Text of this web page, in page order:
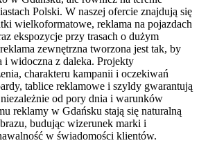
Polski. W naszej ofercie znajdują się
wielkoformatowe, reklama na pojazdach
ekspozycje przy trasach o dużym
zewnętrzna tworzona jest tak, by
i widoczna z daleka. Projekty
charakteru kampanii i oczekiwań
tablice reklamowe i szyldy gwarantują
niezależnie od pory dnia i warunków
reklamy w Gdańsku stają się naturalną
budując wizerunek marki i
w świadomości klientów.